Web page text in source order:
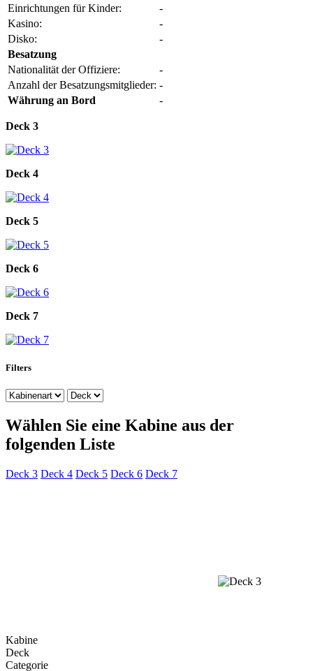
Einrichtungen für Kinder:
-
Kasino:
-
Disko:
-
Besatzung
Nationalität der Offiziere:
-
Anzahl der Besatzungsmitglieder: -
Währung an Bord
-
Deck 3
Deck 4
Deck 5
Deck 6
Deck 7
Filters
Wählen Sie eine Kabine aus der
folgenden Liste
Deck 3 Deck 4 Deck 5 Deck 6 Deck 7
Kabine
Deck
Categorie